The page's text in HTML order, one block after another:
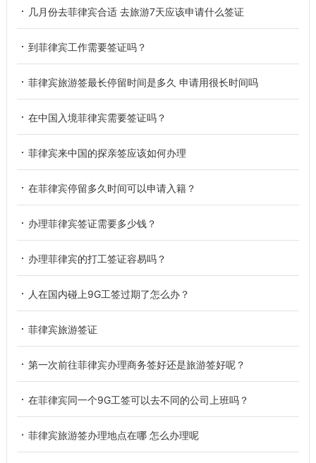
几月份去菲律宾合适 去旅游7天应该申请什么签证
到菲律宾工作需要签证吗？
菲律宾旅游签最长停留时间是多久 申请用很长时间吗
在中国入境菲律宾需要签证吗？
菲律宾来中国的探亲签应该如何办理
在菲律宾停留多久时间可以申请入籍？
办理菲律宾签证需要多少钱？
办理菲律宾的打工签证容易吗？
人在国内碰上9G工签过期了怎么办？
菲律宾旅游签证
第一次前往菲律宾办理商务签好还是旅游签好呢？
在菲律宾同一个9G工签可以去不同的公司上班吗？
菲律宾旅游签办理地点在哪 怎么办理呢